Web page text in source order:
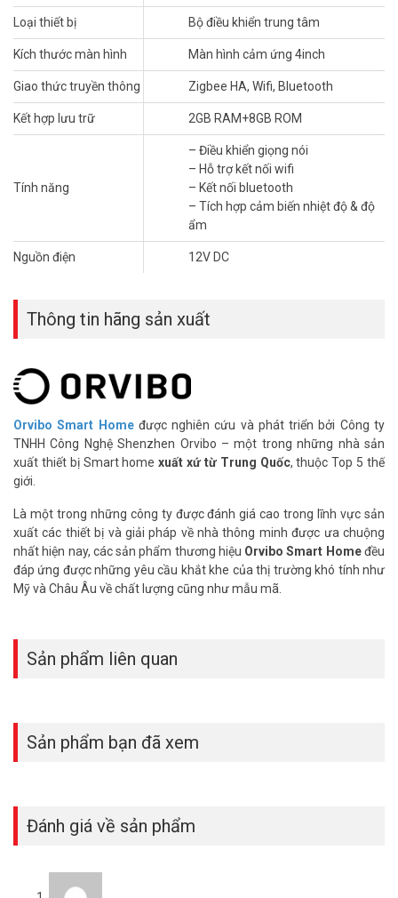
thiết bị khác trong gia đình.
-Lưu ý: Cấp đủ nguồn 220V bao gồm dây L và N cho Mixpad.
Thông số kỹ thuật bộ điều khiển trung tâm
Orvibo V20X
– Màu sắc: Xám
– Chất liệu: Hợp kim nhôm, nhựa ABS
– Kết nối được với 250 thiết bị bằng giao thức không dây: Zigbee
– Lưu trữ: 2GB RAM+8GB ROM
– Màn hình cảm ứng: 4 inch độ phân giải 480 * 480P
– Hỗ trợ kết nối wifi
– Kết nối bluetooth
– Phím cứng sử dụng cài đặt ngữ cảnh, kịch bản, cầu thang
– Kích thước chôn chân đế âm tường 86*86*50
– Hỗ trợ 2 đầu ra tải: 200W/1 đầu ra tải
– Xuất xứ: Trung Quốc.
– Bảo hành: 24 tháng.
Đặt mua Online ngay sản phẩm Orvibo V20X mới nhất, quý khách
hàng vui lòng liên hệ HOTLINE 1900 9259 để được hỗ trợ tốt nhất.
Tham khảo thêm hình ảnh tạiFacebook Vuhoangtelecom nhé.
Loại thiết bị Bộ điều khiển trung tâm
Kích thước màn hình Màn hình cảm ứng 4inch
Giao thức truyền thông Zigbee HA, Wifi, Bluetooth
Kết hợp lưu trữ 2GB RAM+8GB ROM
Tính năng
– Điều khiển giọng nói
– Hỗ trợ kết nối wifi
– Kết nối bluetooth
– Tích hợp cảm biến nhiệt độ & độ
ẩm
Nguồn điện 12V DC
Thông tin hãng sản xuất
Orvibo Smart Homeđược nghiên cứu và phát triển bởi Công ty
TNHH Công Nghệ Shenzhen Orvibo – một trong những nhà sản
xuất thiết bị Smart homexuất xứ từ Trung Quốc, thuộc Top 5 thế
giới.
Là một trong những công ty được đánh giá cao trong lĩnh vực sản
xuất các thiết bị và giải pháp về nhà thông minh được ưa chuộng
nhất hiện nay, các sản phẩm thương hiệu Orvibo Smart Homeđều
đáp ứng được những yêu cầu khắt khe của thị trường khó tính như
Mỹ và Châu Âu về chất lượng cũng như mẫu mã.
Sản phẩm liên quan
Sản phẩm bạn đã xem
Đánh giá về sản phẩm